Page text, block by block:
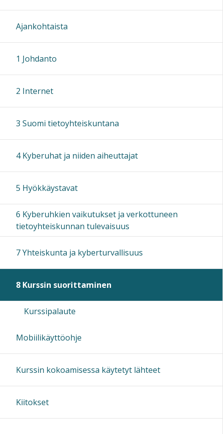
Ajankohtaista
1 Johdanto
2 Internet
3 Suomi tietoyhteiskuntana
4 Kyberuhat ja niiden aiheuttajat
5 Hyökkäystavat
6 Kyberuhkien vaikutukset ja verkottuneen
tietoyhteiskunnan tulevaisuus
7 Yhteiskunta ja kyberturvallisuus
8 Kurssin suorittaminen
Kurssipalaute
Mobiilikäyttöohje
Kurssin kokoamisessa käytetyt lähteet
Kiitokset